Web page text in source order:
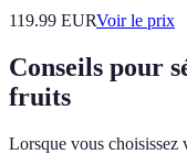
119.99 EURVoir le prix
Conseils pour
fruits
Lorsque vous choisissez